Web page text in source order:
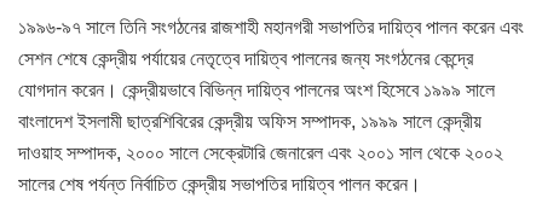
১৯৯৬-৯৭ সালে তিনি সংগঠনের রাজশাহী মহানগরী সভাপতির দায়িত্ব পালন করেন এবং
সেশন শেষে কেন্দ্রীয় পর্যায়ের নেতৃত্বে দায়িত্ব পালনের জন্য সংগঠনের কেন্দ্রে
যোগদান করেন। কেন্দ্রীয়ভাবে বিভিন্ন দায়িত্ব পালনের অংশ হিসেবে ১৯৯৯ সালে
বাংলাদেশ ইসলামী ছাত্রশিবিরের কেন্দ্রীয় অফিস সম্পাদক, ১৯৯৯ সালে কেন্দ্রীয়
দাওয়াহ সম্পাদক, ২০০০ সালে সেক্রেটারি জেনারেল এবং ২০০১ সাল থেকে ২০০২
সালের শেষ পর্যন্ত নির্বাচিত কেন্দ্রীয় সভাপতির দায়িত্ব পালন করেন।